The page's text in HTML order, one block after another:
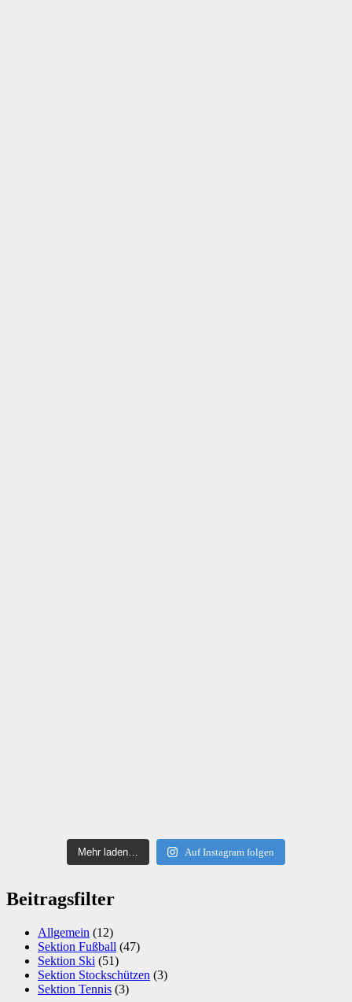
Mehr laden… Auf Instagram folgen
Beitragsfilter
Allgemein (12)
Sektion Fußball (47)
Sektion Ski (51)
Sektion Stockschützen (3)
Sektion Tennis (3)